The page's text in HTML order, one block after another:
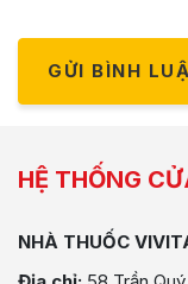
GỬI BÌNH
HỆ THỐNG
NHÀ THUỐC